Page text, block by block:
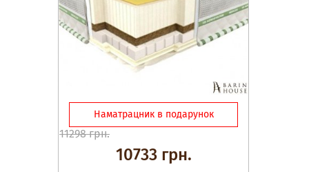
Наматрацник в подарунок
11298 грн.
10733 грн.